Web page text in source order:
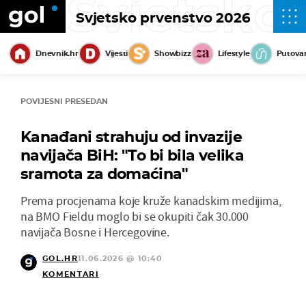
Svjetsko prvenstvo 2026
Dnevnik.hr Vijesti Showbizz Lifestyle
POVIJESNI PRESEDAN
Kanađani strahuju od invazije
navijača BiH: "To bi bila velika
sramota za domaćina"
Prema procjenama koje kruže kanadskim medijima,
na BMO Fieldu moglo bi se okupiti čak 30.000
navijača Bosne i Hercegovine.
GOL.HR11.06.2026 @ 10:40
KOMENTARI